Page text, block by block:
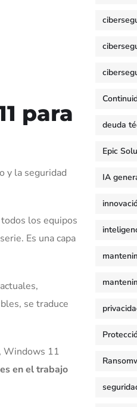
para
y la seguridad
los equipos
Es una capa
se traduce
Windows 11
en el trabajo
deuda
Epic
IA